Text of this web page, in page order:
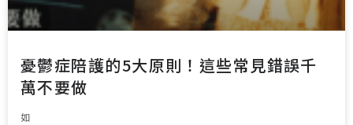
憂鬱症陪護的5大原則！這些常見錯誤千
萬不要做
如